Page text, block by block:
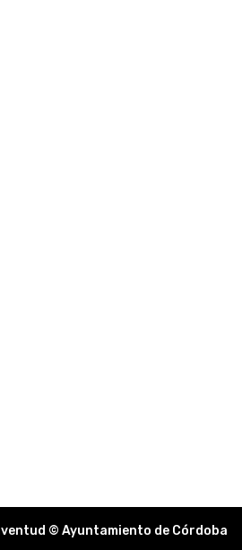
© Ayuntamiento de Córdoba